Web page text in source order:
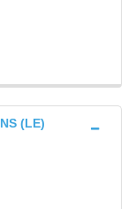
(LE)